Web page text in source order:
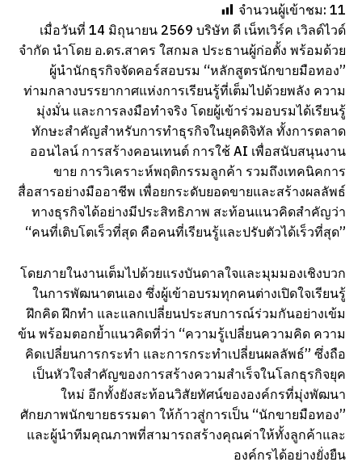
จำนวนผู้เข้าชม: 11
เมื่อวันที่ 14 มิถุนายน 2569 บริษัท ดี เน็ทเวิร์ค เวิลด์ไวด์
จำกัด นำโดย อ.ดร.สาคร ใสกมล ประธานผู้ก่อตั้ง พร้อมด้วย
ผู้นำนักธุรกิจจัดคอร์สอบรม “หลักสูตรนักขายมือทอง”
ท่ามกลางบรรยากาศแห่งการเรียนรู้ที่เต็มไปด้วยพลัง ความ
มุ่งมั่น และการลงมือทำจริง โดยผู้เข้าร่วมอบรมได้เรียนรู้
ทักษะสำคัญสำหรับการทำธุรกิจในยุคดิจิทัล ทั้งการตลาด
ออนไลน์ การสร้างคอนเทนต์ การใช้ AI เพื่อสนับสนุนงาน
ขาย การวิเคราะห์พฤติกรรมลูกค้า รวมถึงเทคนิคการ
สื่อสารอย่างมืออาชีพ เพื่อยกระดับยอดขายและสร้างผลลัพธ์
ทางธุรกิจได้อย่างมีประสิทธิภาพ สะท้อนแนวคิดสำคัญว่า
“คนที่เติบโตเร็วที่สุด คือคนที่เรียนรู้และปรับตัวได้เร็วที่สุด”
โดยภายในงานเต็มไปด้วยแรงบันดาลใจและมุมมองเชิงบวก
ในการพัฒนาตนเอง ซึ่งผู้เข้าอบรมทุกคนต่างเปิดใจเรียนรู้
ฝึกคิด ฝึกทำ และแลกเปลี่ยนประสบการณ์ร่วมกันอย่างเข้ม
ข้น พร้อมตอกย้ำแนวคิดที่ว่า “ความรู้เปลี่ยนความคิด ความ
คิดเปลี่ยนการกระทำ และการกระทำเปลี่ยนผลลัพธ์” ซึ่งถือ
เป็นหัวใจสำคัญของการสร้างความสำเร็จในโลกธุรกิจยุค
ใหม่ อีกทั้งยังสะท้อนวิสัยทัศน์ขององค์กรที่มุ่งพัฒนา
ศักยภาพนักขายธรรมดา ให้ก้าวสู่การเป็น “นักขายมือทอง”
และผู้นำทีมคุณภาพที่สามารถสร้างคุณค่าให้ทั้งลูกค้าและ
องค์กรได้อย่างยั่งยืน